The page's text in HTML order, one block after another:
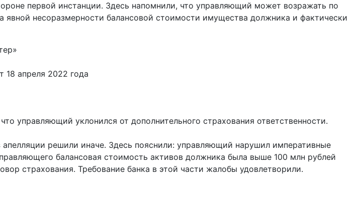
первой инстанции. Здесь напомнили, что управляющий может возражать по
явной несоразмерности балансовой стоимости имущества должника и фактически
18 апреля 2022 года
управляющий уклонился от дополнительного страхования ответственности.
решили иначе. Здесь пояснили: управляющий нарушил императивные
балансовая стоимость активов должника была выше 100 млн рублей
страхования. Требование банка в этой части жалобы удовлетворили.